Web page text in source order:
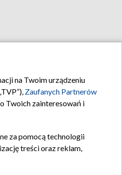
na Twoim urządzeniu
Zaufanych Partnerów
Twoich zainteresowań i
za pomocą technologii
treści oraz reklam,